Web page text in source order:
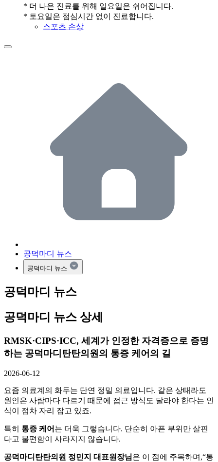
* 더 나은 진료를 위해 일요일은 쉬어집니다.
* 토요일은 점심시간 없이 진료합니다.
스포츠 손상
공덕마디 뉴스
공덕마디 뉴스
공덕마디 뉴스
공덕마디 뉴스 상세
RMSK·CIPS·ICC, 세계가 인정한 자격증으로 증명
하는 공덕마디탄탄의원의 통증 케어의 길
2026-06-12
요즘 의료계의 화두는 단연 정밀 의료입니다. 같은 상태라도
원인은 사람마다 다르기 때문에 접근 방식도 달라야 한다는 인
식이 점차 자리 잡고 있죠.
특히 통증 케어 는 더욱 그렇습니다. 단순히 아픈 부위만 살핀
다고 불편함이 사라지지 않습니다.
공덕마디탄탄의원 정민지 대표원장님은 이 점에 주목하며,“통